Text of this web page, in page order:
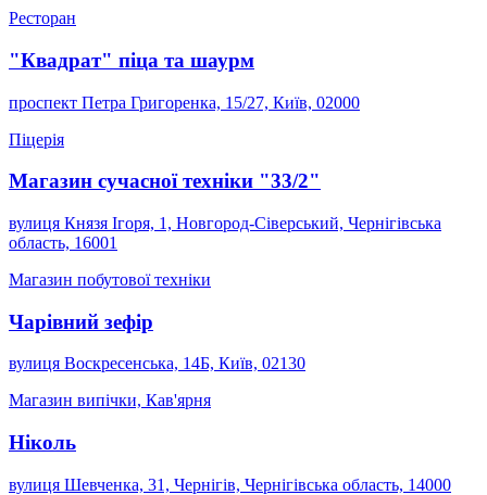
Ресторан
"Квадрат" піца та шаурм
проспект Петра Григоренка, 15/27, Київ, 02000
Піцерія
Магазин сучасної техніки "33/2"
вулиця Князя Ігоря, 1, Новгород-Сіверський, Чернігівська
область, 16001
Магазин побутової техніки
Чарівний зефір
вулиця Воскресенська, 14Б, Київ, 02130
Магазин випічки, Кав'ярня
Ніколь
вулиця Шевченка, 31, Чернігів, Чернігівська область, 14000